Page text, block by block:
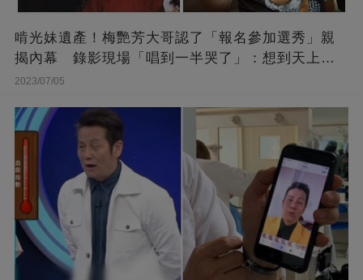
啃光妹遺產！梅艷芳大哥認了「報名參加選秀」親
揭內幕 錄影現場「唱到一半哭了」：想到天上的
她
2023/07/05